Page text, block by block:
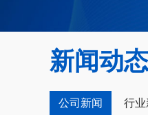
新闻动态
公司新闻 行业